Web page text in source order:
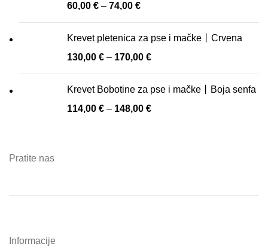
60,00 € – 74,00 €
Krevet pletenica za pse i mačke丨Crvena
130,00 € – 170,00 €
Krevet Bobotine za pse i mačke丨Boja senfa
114,00 € – 148,00 €
Pratite nas
Informacije